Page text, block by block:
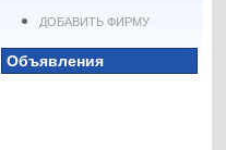
ДОБАВИТЬ ФИРМУ
Объявления